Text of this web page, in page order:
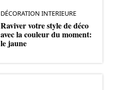
DÉCORATION INTERIEURE
Raviver votre style de déco
avec la couleur du moment:
le jaune